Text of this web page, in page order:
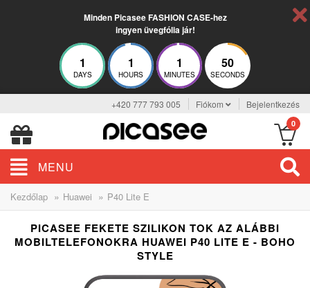
Minden Picasee FASHION CASE-hez
ingyen üvegfólia jár!
1
DAYS
1
HOURS
1
MINUTES
49
SECONDS
+420 777 793 005 Fiókom Bejelentkezés
0
MENU
Kezdőlap » Huawei » P40 Lite E
PICASEE FEKETE SZILIKON TOK AZ ALÁBBI
MOBILTELEFONOKRA HUAWEI P40 LITE E - BOHO
STYLE